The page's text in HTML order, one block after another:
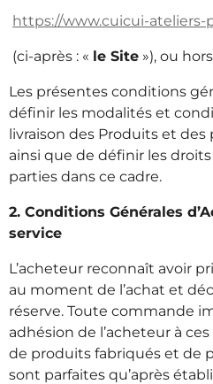
https://www.cuicui-ateliers-
(ci-après : « le Site »), ou
Les présentes conditions
définir les modalités et
livraison des Produits et des
ainsi que de définir les
parties dans ce cadre.
2. Conditions Générales
service
L’acheteur reconnaît avoir
au moment de l’achat et
réserve. Toute commande
adhésion de l’acheteur à
de produits fabriqués et de
sont parfaites qu’après